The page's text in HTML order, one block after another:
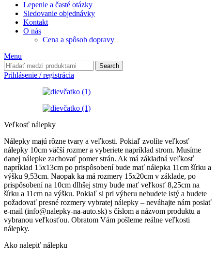
Lepenie a časté otázky
Sledovanie objednávky
Kontakt
O nás
Cena a spôsob dopravy
Menu
Search
Prihlásenie / registrácia
Veľkosť nálepky
Nálepky majú rôzne tvary a veľkosti. Pokiaľ zvolíte veľkosť
nálepky 10cm väčší rozmer a vyberiete napríklad strom. Musíme
danej nálepke zachovať pomer strán. Ak má základná veľkosť
napríklad 15x13cm po prispôsobení bude mať nálepka 11cm šírku a
výšku 9,53cm. Naopak ka má rozmery 15x20cm v základe, po
prispôsobení na 10cm dlhšej strny bude mať veľkosť 8,25cm na
šírku a 11cm na výšku. Pokiaľ si pri výberu nebudete istý a budete
požadovať presné rozmery vybratej nálepky – neváhajte nám poslať
e-mail (info@nalepky-na-auto.sk) s číslom a názvom produktu a
vybranou veľkosťou. Obratom Vám pošleme reálne veľkosti
nálepky.
Ako nalepiť nálepku